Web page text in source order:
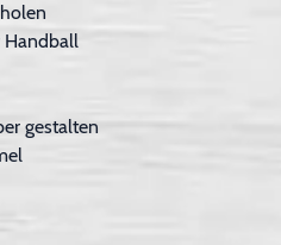
Handball
gestalten